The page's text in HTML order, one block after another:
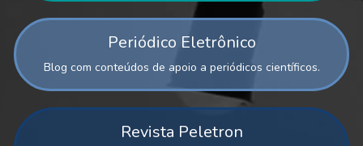
Periódico Eletrônico
Blog com conteúdos de apoio a periódicos científicos.
Revista Peletron